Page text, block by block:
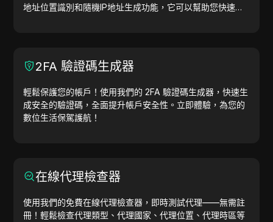
地址位置識別和隨機IP地址生成功能，它可以幫助您快速生
2FA 驗證碼生成器
輕鬆保護您的帳戶！使用我們的 2FA 驗證碼生成器，快速生
成安全的驗證碼，全面提升帳戶安全性。立即體驗，為您的
數位生活保駕護航！
在線代理檢查器
使用我們的免費在線代理檢查器，即時測試代理——無需註
冊！輕鬆檢查代理類型、代理國家、代理位置、代理時區等